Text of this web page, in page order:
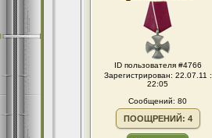
ID пользователя #4766
Зарегистрирован: 22.07.11 :
22:05
Сообщений: 80
ПООЩРЕНИЙ: 4